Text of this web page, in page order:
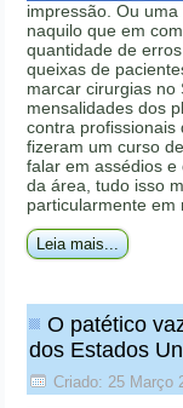
impressão. Ou
naquilo que em
quantidade de
queixas de
marcar cirurgias no
mensalidades dos
contra
fizeram um curso
falar em assédios
da área, tudo isso
particularmente em
Leia mais...
O patético
dos Estados
Criado: 25 Março